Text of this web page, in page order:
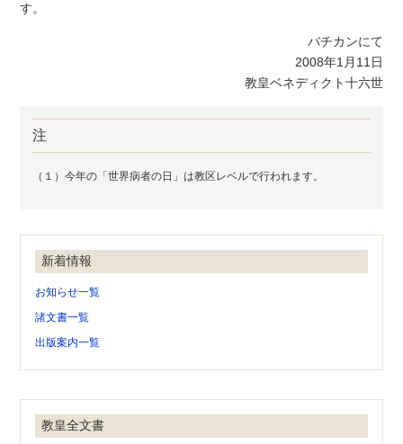
す。
バチカンにて
2008年1月11日
教皇ベネディクト十六世
注
（１）今年の「世界病者の日」は教区レベルで行われます。
新着情報
お知らせ一覧
諸文書一覧
出版案内一覧
教皇全文書